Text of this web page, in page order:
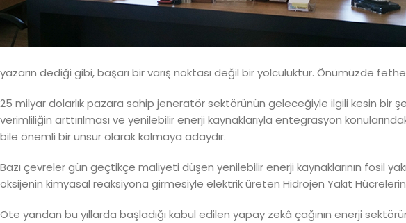
yazarın dediği gibi, başarı bir varış noktası değil bir yolculuktur. Önümüzde
25 milyar dolarlık pazara sahip jeneratör sektörünün geleceğiyle ilgili kesin bir
verimliliğin arttırılması ve yenilebilir enerji kaynaklarıyla entegrasyon
bile önemli bir unsur olarak kalmaya adaydır.
Bazı çevreler gün geçtikçe maliyeti düşen yenilebilir enerji kaynaklarının fosil
oksijenin kimyasal reaksiyona girmesiyle elektrik üreten Hidrojen Yakıt
Öte yandan bu yıllarda başladığı kabul edilen yapay zekâ çağının enerji